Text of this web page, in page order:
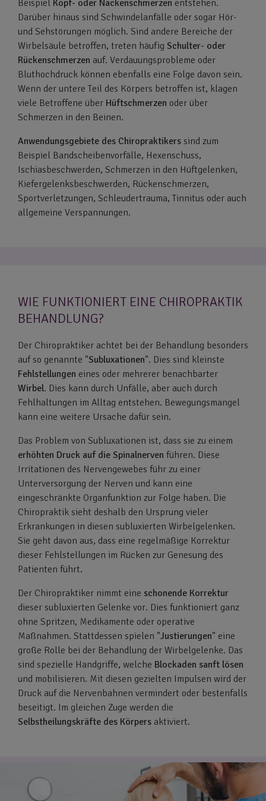
Beispiel Kopf- oder Nackenschmerzen entstehen.
Darüber hinaus sind Schwindelanfälle oder sogar Hör-
und Sehstörungen möglich. Sind andere Bereiche der
Wirbelsäule betroffen, treten häufig Schulter- oder
Rückenschmerzen auf. Verdauungsprobleme oder
Bluthochdruck können ebenfalls eine Folge davon sein.
Wenn der untere Teil des Körpers betroffen ist, klagen
viele Betroffene über Hüftschmerzen oder über
Schmerzen in den Beinen.
Anwendungsgebiete des Chiropraktikers sind zum
Beispiel Bandscheibenvorfälle, Hexenschuss,
Ischiasbeschwerden, Schmerzen in den Hüftgelenken,
Kiefergelenksbeschwerden, Rückenschmerzen,
Sportverletzungen, Schleudertrauma, Tinnitus oder auch
allgemeine Verspannungen.
WIE FUNKTIONIERT EINE CHIROPRAKTIK
BEHANDLUNG?
Der Chiropraktiker achtet bei der Behandlung besonders
auf so genannte "Subluxationen". Dies sind kleinste
Fehlstellungen eines oder mehrerer benachbarter
Wirbel. Dies kann durch Unfälle, aber auch durch
Fehlhaltungen im Alltag entstehen. Bewegungsmangel
kann eine weitere Ursache dafür sein.
Das Problem von Subluxationen ist, dass sie zu einem
erhöhten Druck auf die Spinalnerven führen. Diese
Irritationen des Nervengewebes führ zu einer
Unterversorgung der Nerven und kann eine
eingeschränkte Organfunktion zur Folge haben. Die
Chiropraktik sieht deshalb den Ursprung vieler
Erkrankungen in diesen subluxierten Wirbelgelenken.
Sie geht davon aus, dass eine regelmäßige Korrektur
dieser Fehlstellungen im Rücken zur Genesung des
Patienten führt.
Der Chiropraktiker nimmt eine schonende Korrektur
dieser subluxierten Gelenke vor. Dies funktioniert ganz
ohne Spritzen, Medikamente oder operative
Maßnahmen. Stattdessen spielen "Justierungen" eine
große Rolle bei der Behandlung der Wirbelgelenke. Das
sind spezielle Handgriffe, welche Blockaden sanft lösen
und mobilisieren. Mit diesen gezielten Impulsen wird der
Druck auf die Nervenbahnen vermindert oder bestenfalls
beseitigt. Im gleichen Zuge werden die
Selbstheilungskräfte des Körpers aktiviert.